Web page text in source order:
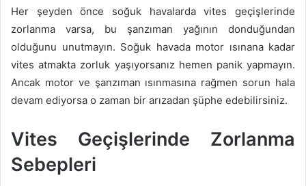
Her şeyden önce soğuk havalarda vites geçişlerinde
zorlanma varsa, bu şanzıman yağının donduğundan
olduğunu unutmayın. Soğuk havada motor ısınana kadar
vites atmakta zorluk yaşıyorsanız hemen panik yapmayın.
Ancak motor ve şanzıman ısınmasına rağmen sorun hala
devam ediyorsa o zaman bir arızadan şüphe edebilirsiniz.
Vites Geçişlerinde Zorlanma
Sebepleri